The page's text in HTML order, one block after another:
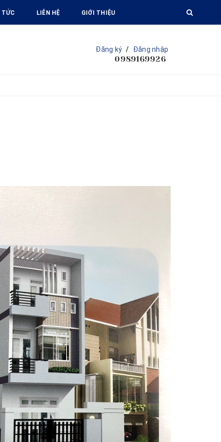
LIÊN HỆ GIỚI THIỆU
Đăng ký / Đăng nhập
0989169926